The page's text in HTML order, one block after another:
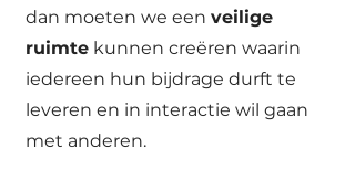
dan moeten we een veilige
ruimte kunnen creëren waarin
iedereen hun bijdrage durft te
leveren en in interactie wil gaan
met anderen.